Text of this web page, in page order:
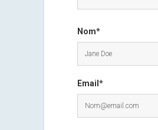
Nom*
Email*